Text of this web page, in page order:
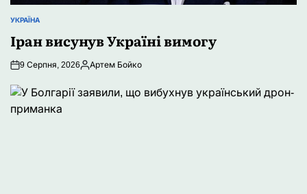
ОПУБЛІКУВАТИ
УКРАЇНА
Іран висунув Україні вимогу
9 Серпня, 2026
Опубліковано
Артем Бойко